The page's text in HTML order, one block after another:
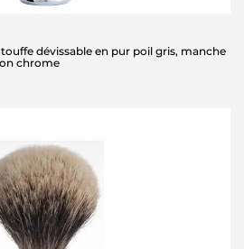
touffe dévissable en pur poil gris, manche
chrome